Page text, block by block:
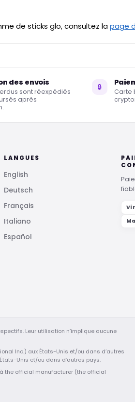
de sticks glo, consultez lapage
des envois
sont réexpédiés
après
🔒
Carte
LANGUES
English
Deutsch
Français
Italiano
Español
Leur utilisation n’implique aucune
Inc.) aux États-Unis et/ou dans d’autres
Unis et/ou dans d’autres pays.
the official manufacturer (the official